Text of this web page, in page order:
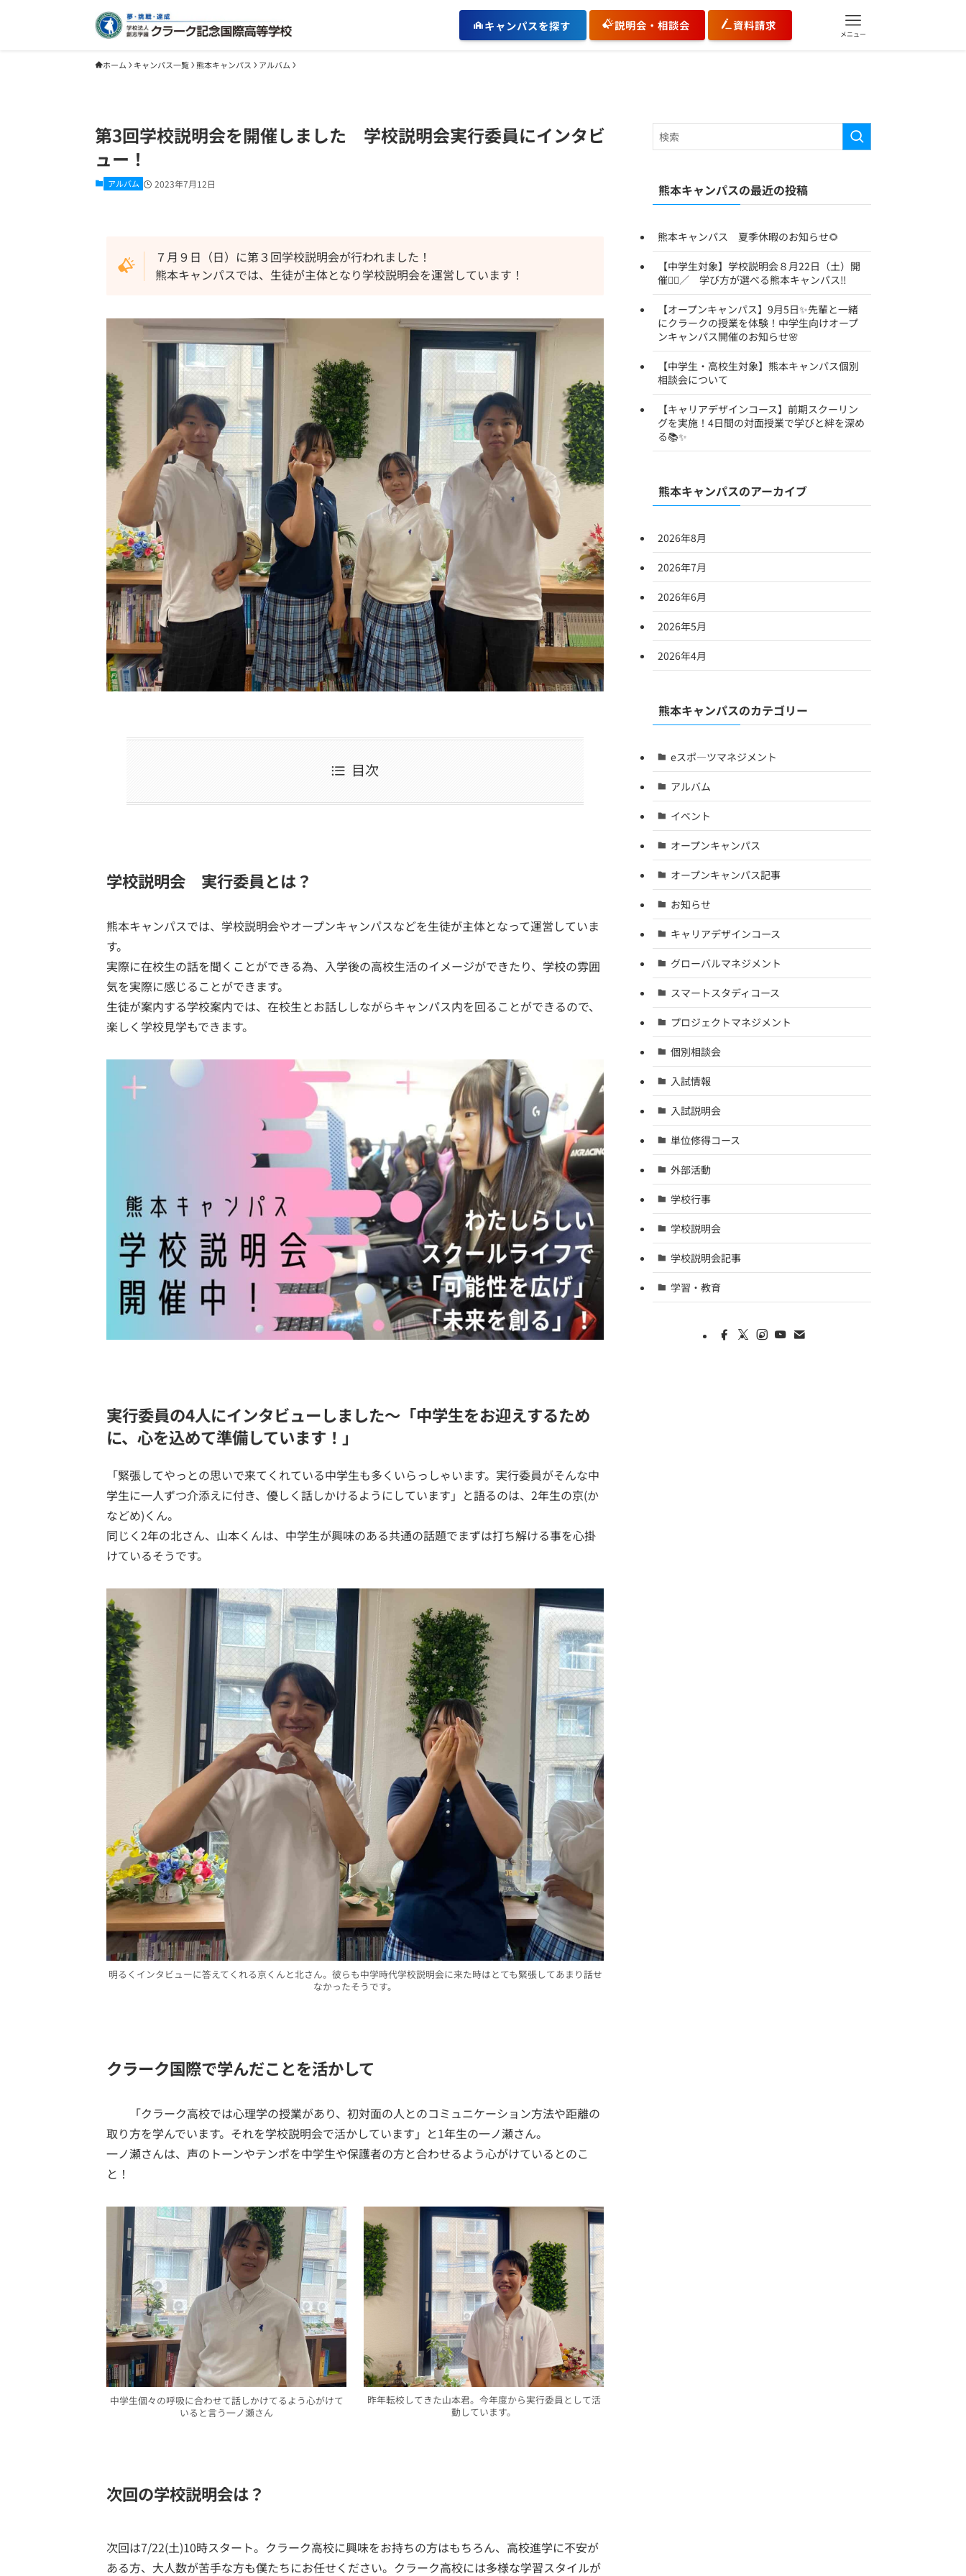
キャンパスを探す 説明会・相談会 資料請求
メニュー
ホーム キャンパス一覧 熊本キャンパス アルバム
第3回学校説明会を開催しました 学校説明会実行委員にインタビ
ュー！
アルバム 2023年7月12日
７月９日（日）に第３回学校説明会が行われました！
熊本キャンパスでは、生徒が主体となり学校説明会を運営しています！
目次
学校説明会 実行委員とは？
熊本キャンパスでは、学校説明会やオープンキャンパスなどを生徒が主体となって運営していま
す。
実際に在校生の話を聞くことができる為、入学後の高校生活のイメージができたり、学校の雰囲
気を実際に感じることができます。
生徒が案内する学校案内では、在校生とお話ししながらキャンパス内を回ることができるので、
楽しく学校見学もできます。
実行委員の4人にインタビューしました～「中学生をお迎えするため
に、心を込めて準備しています！ 」
「緊張してやっとの思いで来てくれている中学生も多くいらっしゃいます。実行委員がそんな中
学生に一人ずつ介添えに付き、優しく話しかけるようにしています」と語るのは、2年生の京(か
などめ)くん。
同じく2年の北さん、山本くんは、中学生が興味のある共通の話題でまずは打ち解ける事を心掛
けているそうです。
明るくインタビューに答えてくれる京くんと北さん。彼らも中学時代学校説明会に来た時はとても緊張してあまり話せ
なかったそうです。
クラーク国際で学んだことを活かして
「クラーク高校では心理学の授業があり、初対面の人とのコミュニケーション方法や距離の
取り方を学んでいます。それを学校説明会で活かしています」と1年生の一ノ瀬さん。
一ノ瀬さんは、声のトーンやテンポを中学生や保護者の方と合わせるよう心がけているとのこ
と！
中学生個々の呼吸に合わせて話しかけてるよう心がけて
いると言う一ノ瀬さん
昨年転校してきた山本君。今年度から実行委員として活
動しています。
次回の学校説明会は？
次回は7/22(土)10時スタート。クラーク高校に興味をお持ちの方はもちろん、高校進学に不安が
ある方、大人数が苦手な方も僕たちにお任せください。クラーク高校には多様な学習スタイルが
熊本キャンパスの最近の投稿
熊本キャンパス 夏季休暇のお知らせ🌻
【中学生対象】学校説明会８月22日（土）開
催💁‍♀️／ 学び方が選べる熊本キャンパス‼
【オープンキャンパス】9月5日✨先輩と一緒
にクラークの授業を体験！中学生向けオープ
ンキャンパス開催のお知らせ🌸
【中学生・高校生対象】熊本キャンパス個別
相談会について
【キャリアデザインコース】前期スクーリン
グを実施！4日間の対面授業で学びと絆を深め
る📚✨
熊本キャンパスのアーカイブ
2026年8月
2026年7月
2026年6月
2026年5月
2026年4月
熊本キャンパスのカテゴリー
eスポ―ツマネジメント
アルバム
イベント
オープンキャンパス
オープンキャンパス記事
お知らせ
キャリアデザインコース
グローバルマネジメント
スマートスタディコース
プロジェクトマネジメント
個別相談会
入試情報
入試説明会
単位修得コース
外部活動
学校行事
学校説明会
学校説明会記事
学習・教育